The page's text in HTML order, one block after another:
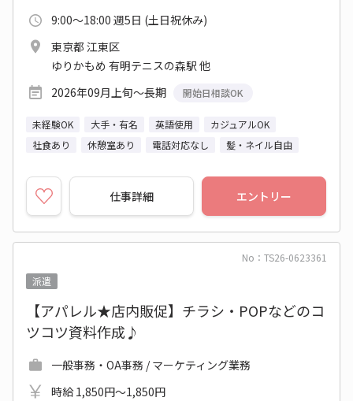
9:00～18:00 週5日 (土日祝休み)
東京都 江東区
ゆりかもめ 有明テニスの森駅 他
2026年09月上旬～長期
開始日相談OK
未経験OK 大手・有名 英語使用
カジュアルOK
社食あり
休憩室あり 電話対応なし 髪・ネイル自由
仕事詳細 エントリー
No：TS26-0623361
派遣
【アパレル★店内販促】チラシ・POPなどのコ
ツコツ資料作成♪
一般事務・OA事務 / マーケティング業務
時給 1,850円～1,850円